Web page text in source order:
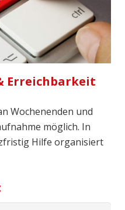
Erreichbarkeit
Wochenenden und
möglich. In
Hilfe organisiert